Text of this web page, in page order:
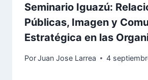
Seminario Iguazú:
Públicas, Imagen y
Estratégica en las
PorJuan Jose Larrea 4